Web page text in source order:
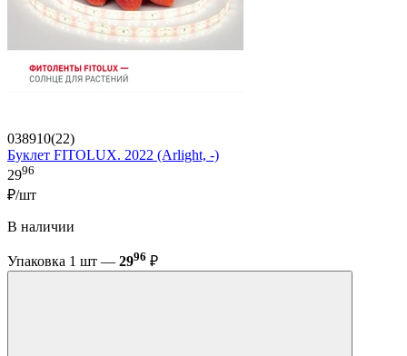
038910(22)
Буклет FITOLUX. 2022 (Arlight, -)
2996
₽/шт
В наличии
Упаковка 1 шт — 2996 ₽